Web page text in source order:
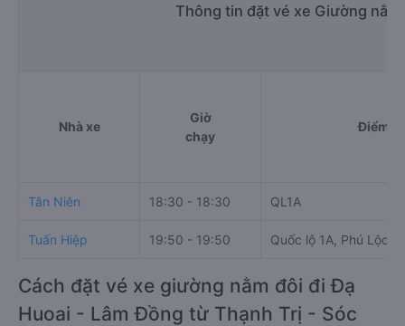
Thông tin đặt vé xe Giường
Nhà xe
Giờ
chạy
Điểm đi
Tân Niên 18:30 - 18:30 QL1A
Tuấn Hiệp 19:50 - 19:50 Quốc lộ 1A, Phú Lộc
Cách đặt vé xe giường nằm đôi đi Đạ
Huoai - Lâm Đồng từ Thạnh Trị - Sóc